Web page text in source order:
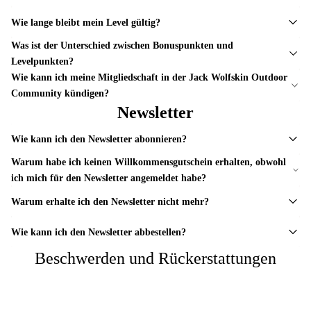
Wie lange bleibt mein Level gültig?
Was ist der Unterschied zwischen Bonuspunkten und
Levelpunkten?
Wie kann ich meine Mitgliedschaft in der Jack Wolfskin Outdoor
Community kündigen?
Newsletter
Wie kann ich den Newsletter abonnieren?
Warum habe ich keinen Willkommensgutschein erhalten, obwohl
ich mich für den Newsletter angemeldet habe?
Warum erhalte ich den Newsletter nicht mehr?
Wie kann ich den Newsletter abbestellen?
Beschwerden und Rückerstattungen